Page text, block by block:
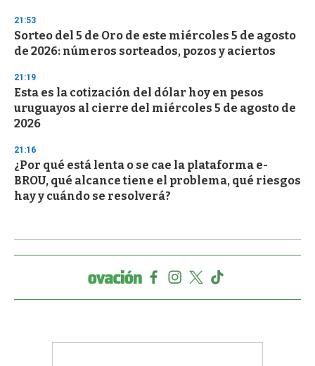
21:53
Sorteo del 5 de Oro de este miércoles 5 de agosto
de 2026: números sorteados, pozos y aciertos
21:19
Esta es la cotización del dólar hoy en pesos
uruguayos al cierre del miércoles 5 de agosto de
2026
21:16
¿Por qué está lenta o se cae la plataforma e-
BROU, qué alcance tiene el problema, qué riesgos
hay y cuándo se resolverá?